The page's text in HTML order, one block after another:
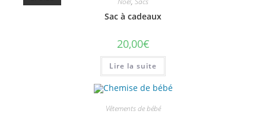
Sac à cadeaux
20,00€
Lire la suite
Vêtements de bébé